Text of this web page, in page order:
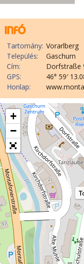
Tartomány: Vorarlberg
Település:
Gaschurn
Cím:
Dorfstraße
GPS:
46° 59′
Honlap:
+
−